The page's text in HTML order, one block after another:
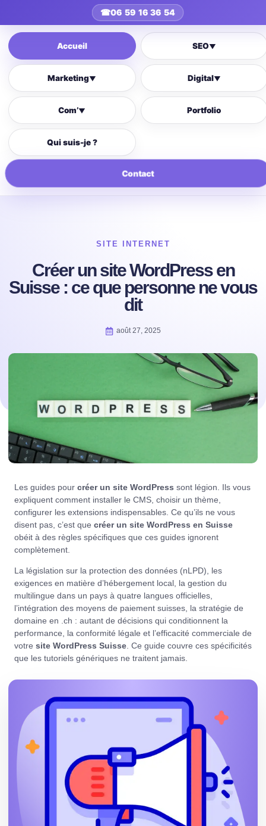
☎06 59 16 36 54
Accueil SEO▼
Marketing▼ Digital▼
Com’▼ Portfolio
Qui suis-je ?
Contact
SITE INTERNET
Créer un site WordPress en
Suisse : ce que personne ne vous
dit
août 27, 2025
Les guides pour créer un site WordPress sont légion. Ils vous
expliquent comment installer le CMS, choisir un thème,
configurer les extensions indispensables. Ce qu’ils ne vous
disent pas, c’est que créer un site WordPress en Suisse
obéit à des règles spécifiques que ces guides ignorent
complètement.
La législation sur la protection des données (nLPD), les
exigences en matière d’hébergement local, la gestion du
multilingue dans un pays à quatre langues officielles,
l’intégration des moyens de paiement suisses, la stratégie de
domaine en .ch : autant de décisions qui conditionnent la
performance, la conformité légale et l’efficacité commerciale de
votre site WordPress Suisse. Ce guide couvre ces spécificités
que les tutoriels génériques ne traitent jamais.